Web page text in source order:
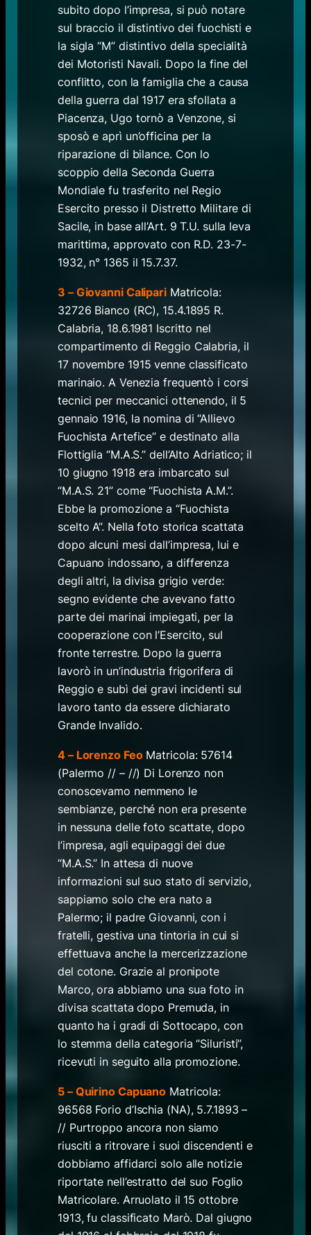
subito dopo l’impresa, si può notare
sul braccio il distintivo dei fuochisti e
la sigla “M” distintivo della specialità
dei Motoristi Navali. Dopo la fine del
conflitto, con la famiglia che a causa
della guerra dal 1917 era sfollata a
Piacenza, Ugo tornò a Venzone, si
sposò e aprì un’officina per la
riparazione di bilance. Con lo
scoppio della Seconda Guerra
Mondiale fu trasferito nel Regio
Esercito presso il Distretto Militare di
Sacile, in base all’Art. 9 T.U. sulla leva
marittima, approvato con R.D. 23-7-
1932, n° 1365 il 15.7.37.
3 – Giovanni Calipari Matricola:
32726 Bianco (RC), 15.4.1895 R.
Calabria, 18.6.1981 Iscritto nel
compartimento di Reggio Calabria, il
17 novembre 1915 venne classificato
marinaio. A Venezia frequentò i corsi
tecnici per meccanici ottenendo, il 5
gennaio 1916, la nomina di “Allievo
Fuochista Artefice” e destinato alla
Flottiglia “M.A.S.” dell’Alto Adriatico; il
10 giugno 1918 era imbarcato sul
“M.A.S. 21” come “Fuochista A.M.”.
Ebbe la promozione a “Fuochista
scelto A”. Nella foto storica scattata
dopo alcuni mesi dall’impresa, lui e
Capuano indossano, a differenza
degli altri, la divisa grigio verde:
segno evidente che avevano fatto
parte dei marinai impiegati, per la
cooperazione con l’Esercito, sul
fronte terrestre. Dopo la guerra
lavorò in un’industria frigorifera di
Reggio e subì dei gravi incidenti sul
lavoro tanto da essere dichiarato
Grande Invalido.
4 – Lorenzo FeoMatricola: 57614
(Palermo // – //) Di Lorenzo non
conoscevamo nemmeno le
sembianze, perché non era presente
in nessuna delle foto scattate, dopo
l’impresa, agli equipaggi dei due
“M.A.S.” In attesa di nuove
informazioni sul suo stato di servizio,
sappiamo solo che era nato a
Palermo; il padre Giovanni, con i
fratelli, gestiva una tintoria in cui si
effettuava anche la mercerizzazione
del cotone. Grazie al pronipote
Marco, ora abbiamo una sua foto in
divisa scattata dopo Premuda, in
quanto ha i gradi di Sottocapo, con
lo stemma della categoria “Siluristi”,
ricevuti in seguito alla promozione.
5 – Quirino Capuano Matricola:
96568 Forio d’Ischia (NA), 5.7.1893 –
// Purtroppo ancora non siamo
riusciti a ritrovare i suoi discendenti e
dobbiamo affidarci solo alle notizie
riportate nell’estratto del suo Foglio
Matricolare. Arruolato il 15 ottobre
1913, fu classificato Marò. Dal giugno